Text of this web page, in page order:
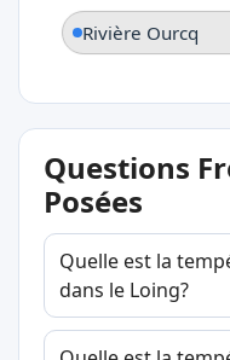
Rivière Ourcq
Questions
Posées
Quelle est la
dans le Loing?